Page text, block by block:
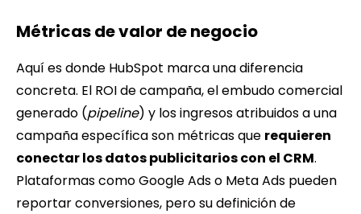
Métricas de valor de negocio
Aquí es donde HubSpot marca una diferencia
concreta. El ROI de campaña, el embudo comercial
generado (pipeline) y los ingresos atribuidos a una
campaña específica son métricas que requieren
conectar los datos publicitarios con el CRM.
Plataformas como Google Ads o Meta Ads pueden
reportar conversiones, pero su definición de